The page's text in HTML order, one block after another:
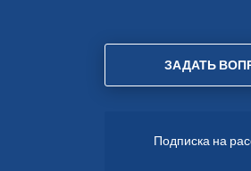
ЗАДАТЬ
Подписка на